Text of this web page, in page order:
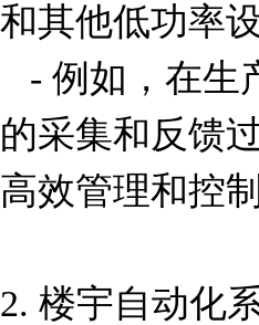
和其他低功率
的采集和反馈
高效管理和控制
2. 楼宇自动化